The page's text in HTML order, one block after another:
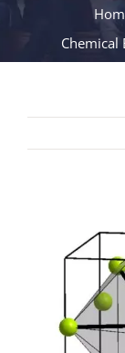
Chemical